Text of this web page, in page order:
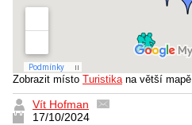
Zobrazit místo Turistika na větší mapě
Vít Hofman
17/10/2024